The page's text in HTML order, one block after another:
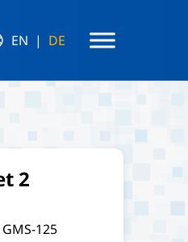
EN DE
2
GMS-125